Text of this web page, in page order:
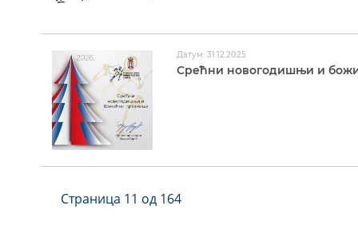
Датум: 31.12.2025
Срећни новогодишњи и
Страница 11 од 164